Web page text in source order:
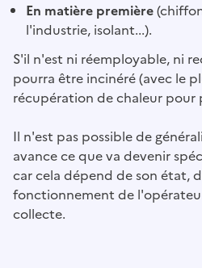
En matière première
l'industrie, isolant...).
S'il n'est ni réemployable, ni
pourra être incinéré (avec le
récupération de chaleur pour
Il n'est pas possible de
avance ce que va devenir
car cela dépend de son état,
fonctionnement de
collecte.